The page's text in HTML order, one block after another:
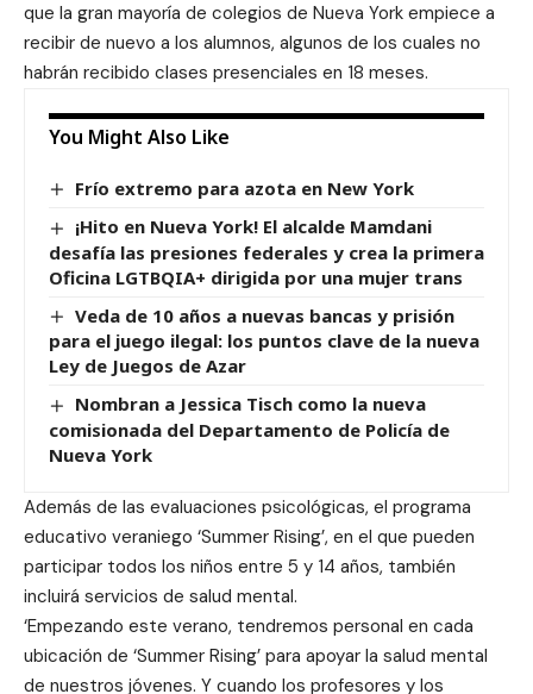
que la gran mayoría de colegios de Nueva York empiece a
recibir de nuevo a los alumnos, algunos de los cuales no
habrán recibido clases presenciales en 18 meses.
You Might Also Like
Frío extremo para azota en New York
¡Hito en Nueva York! El alcalde Mamdani
desafía las presiones federales y crea la primera
Oficina LGTBQIA+ dirigida por una mujer trans
Veda de 10 años a nuevas bancas y prisión
para el juego ilegal: los puntos clave de la nueva
Ley de Juegos de Azar
Nombran a Jessica Tisch como la nueva
comisionada del Departamento de Policía de
Nueva York
Además de las evaluaciones psicológicas, el programa
educativo veraniego ‘Summer Rising’, en el que pueden
participar todos los niños entre 5 y 14 años, también
incluirá servicios de salud mental.
‘Empezando este verano, tendremos personal en cada
ubicación de ‘Summer Rising’ para apoyar la salud mental
de nuestros jóvenes. Y cuando los profesores y los